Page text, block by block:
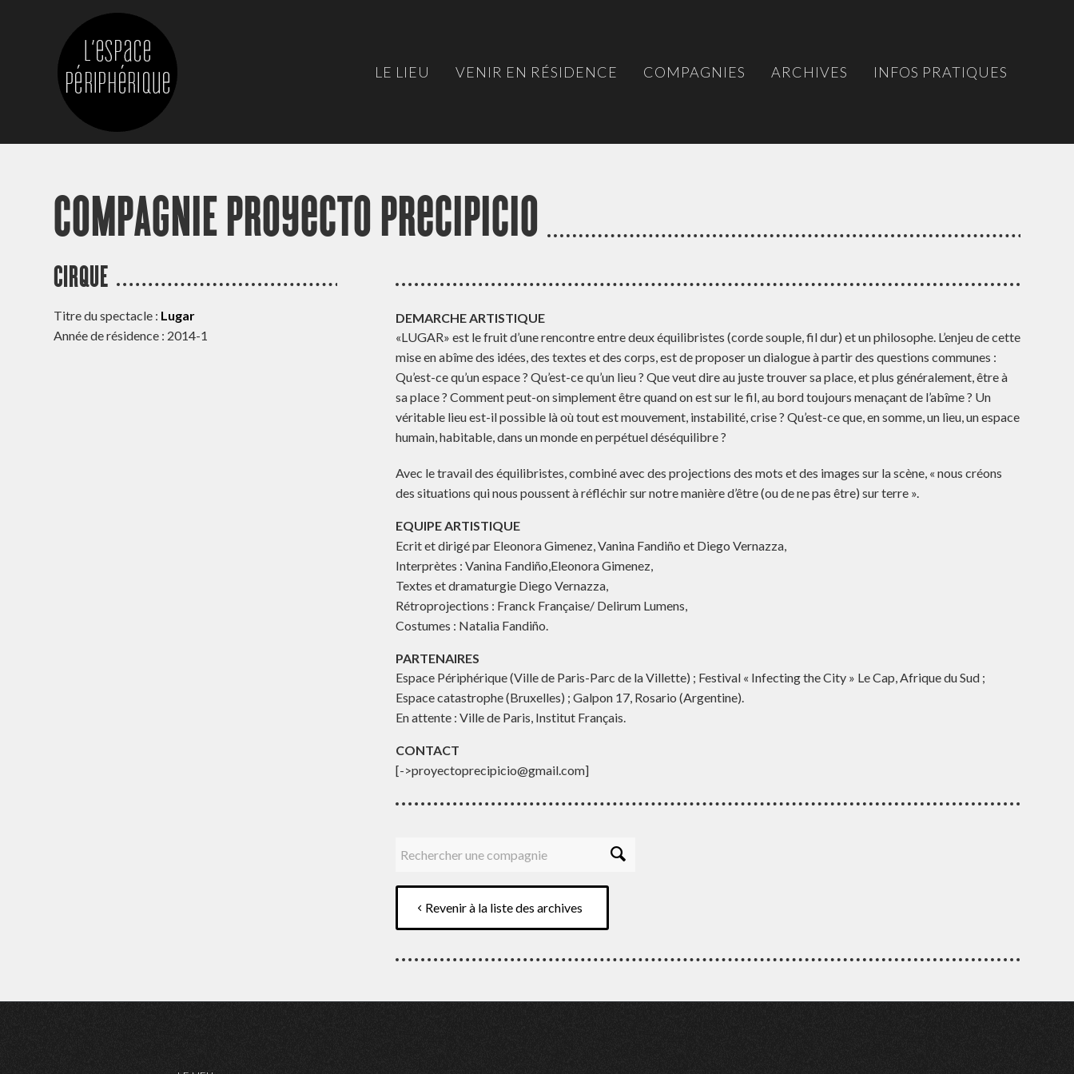
LE LIEU VENIR EN RÉSIDENCE COMPAGNIES ARCHIVES INFOS PRATIQUES
COMPAGNIE Proyecto Precipicio
CIRQUE
Titre du spectacle : Lugar
Année de résidence : 2014-1
DEMARCHE ARTISTIQUE
«LUGAR» est le fruit d’une rencontre entre deux équilibristes (corde souple, fil dur) et un philosophe. L’enjeu de cette
mise en abîme des idées, des textes et des corps, est de proposer un dialogue à partir des questions communes :
Qu’est-ce qu’un espace ? Qu’est-ce qu’un lieu ? Que veut dire au juste trouver sa place, et plus généralement, être à
sa place ? Comment peut-on simplement être quand on est sur le fil, au bord toujours menaçant de l’abîme ? Un
véritable lieu est-il possible là où tout est mouvement, instabilité, crise ? Qu’est-ce que, en somme, un lieu, un espace
humain, habitable, dans un monde en perpétuel déséquilibre ?
Avec le travail des équilibristes, combiné avec des projections des mots et des images sur la scène, « nous créons
des situations qui nous poussent à réfléchir sur notre manière d’être (ou de ne pas être) sur terre ».
EQUIPE ARTISTIQUE
Ecrit et dirigé par Eleonora Gimenez, Vanina Fandiño et Diego Vernazza,
Interprètes : Vanina Fandiño,Eleonora Gimenez,
Textes et dramaturgie Diego Vernazza,
Rétroprojections : Franck Française/ Delirum Lumens,
Costumes : Natalia Fandiño.
PARTENAIRES
Espace Périphérique (Ville de Paris-Parc de la Villette) ; Festival « Infecting the City » Le Cap, Afrique du Sud ;
Espace catastrophe (Bruxelles) ; Galpon 17, Rosario (Argentine).
En attente : Ville de Paris, Institut Français.
CONTACT
[->proyectoprecipicio@gmail.com]
Revenir à la liste des archives